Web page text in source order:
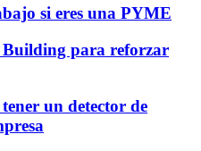
si eres una PYME
Building para reforzar
un detector de